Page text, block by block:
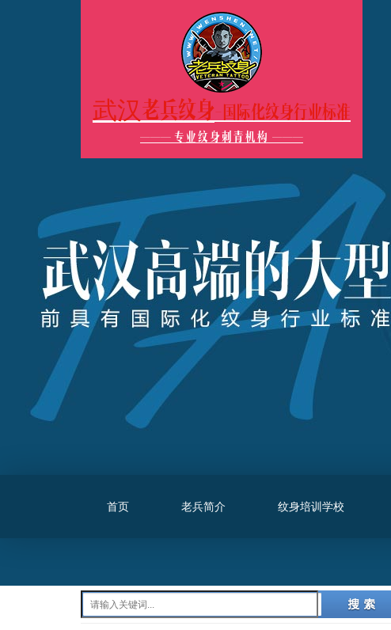
武汉老兵纹身-国际化纹身行业标准
——— 专业纹身刺青机构 ———
首页 老兵简介 纹身培训学校